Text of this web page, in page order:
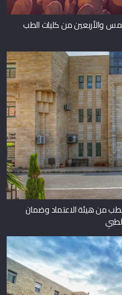
والأربعين من كليات الطب
من هيئة الاعتماد وضمان